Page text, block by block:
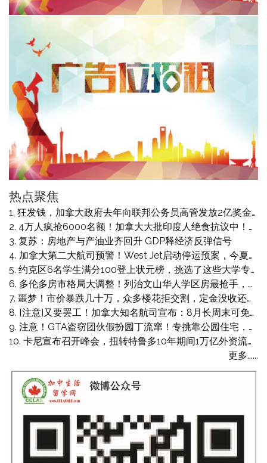
热点聚焦
狂发钱，加拿大政府去年向联邦公务员高管发放2亿奖金！包括：双语奖、风险奖、绩效奖
4万人疯抢6000名额！加拿大大批印度人绝食抗议中！省长狂批“没身份就该回自己国家！”卡尼表态：不知道什么情况
复苏：房地产与产油业齐回升 GDP释经济反弹信号
加拿大第二大航司预警！West Jet启动停运预案，今夏或迎来空乘罢工潮
约克区6名学生满分100登上状元榜，挑选了这些大学专业，大部分准备读医
多伦多房市格局大调整！列治文山华人学区房最抢手，宾顿印度区则惨遭双重打击！
噩梦！市价暴跌几十万，众多楼花拒交割，定金没收还遭起诉索赔，最高索赔$16.6万
[注意]又要罢工！加拿大知名航司宣布：8月长周末可免费改签退票！
注意！GTA盗窃团伙假扮园丁流窜！专挑靠公园住宅，有人$4w珠宝被卷走！
卡尼宣布召开峰会，扭转特鲁多10年期间1万亿外资流失！RBC：加拿大史上最严重
更多......